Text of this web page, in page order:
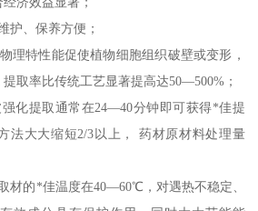
护、保养方便；
理特性能促使植物细胞组织破壁或变形，
取率比传统工艺显著提高达50—500%；
化提取通常在24—40分钟即可获得*佳提
法大大缩短2/3以上， 药材原材料处理量
材的*佳温度在40—60℃，对遇热不稳定、